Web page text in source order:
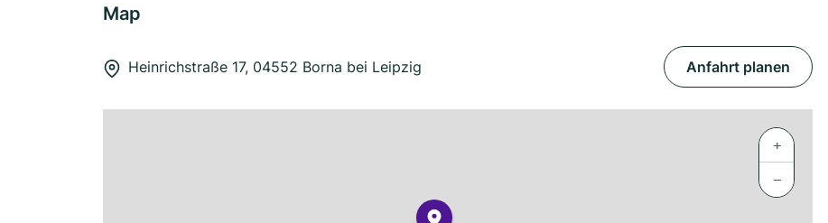
Map
Heinrichstraße 17, 04552 Borna bei Leipzig Anfahrt planen
+
−